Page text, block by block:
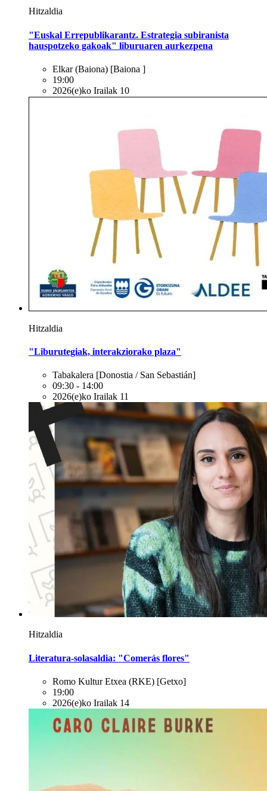
Hitzaldia
"Euskal Errepublikarantz. Estrategia subiranista
hauspotzeko gakoak" liburuaren aurkezpena
Elkar (Baiona) [Baiona ]
19:00
2026(e)ko Irailak 10
Hitzaldia
"Liburutegiak, interakziorako plaza"
Tabakalera [Donostia / San Sebastián]
09:30 - 14:00
2026(e)ko Irailak 11
Hitzaldia
Literatura-solasaldia: "Comerás flores"
Romo Kultur Etxea (RKE) [Getxo]
19:00
2026(e)ko Irailak 14